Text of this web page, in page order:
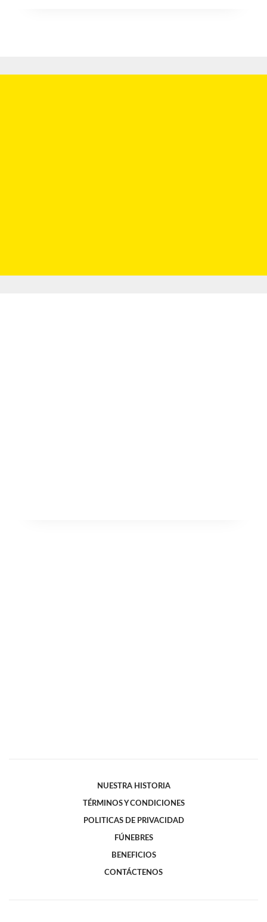
NUESTRA HISTORIA
TÉRMINOS Y CONDICIONES
POLITICAS DE PRIVACIDAD
FÚNEBRES
BENEFICIOS
CONTÁCTENOS